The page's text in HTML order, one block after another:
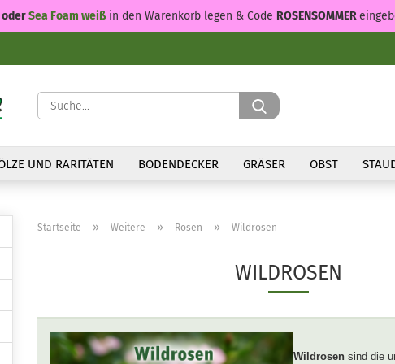
Suche...
oderSea Foam weißin den Warenkorb legen & Code ROSENSOMMER
UND RARITÄTEN BODENDECKER GRÄSER OBST
Startseite » Weitere » Rosen » Wildrosen
WILDROSEN
Wildrosensind die